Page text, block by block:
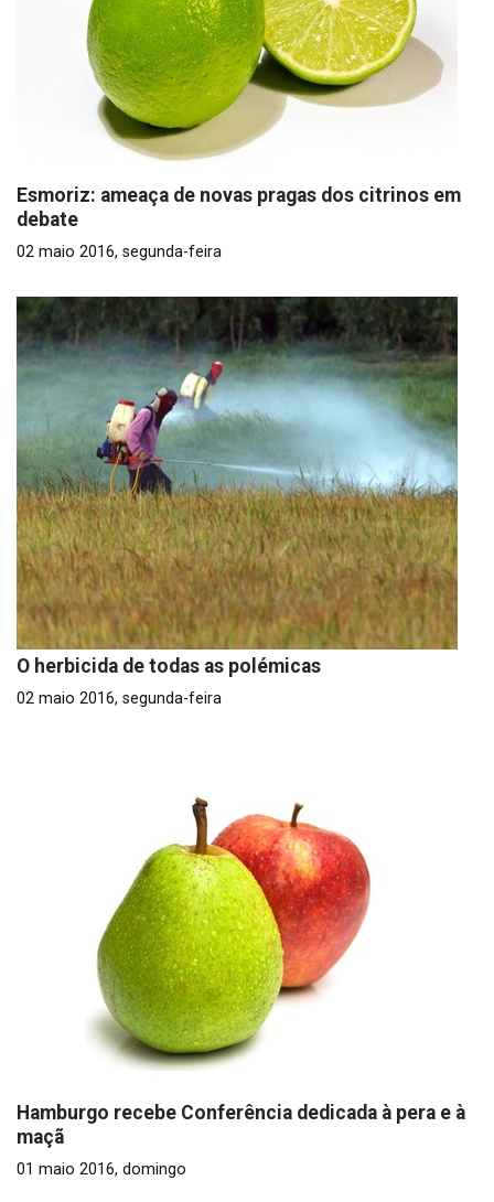
Esmoriz: ameaça de novas pragas dos citrinos em
debate
02 maio 2016, segunda-feira
O herbicida de todas as polémicas
02 maio 2016, segunda-feira
Hamburgo recebe Conferência dedicada à pera e à
maçã
01 maio 2016, domingo